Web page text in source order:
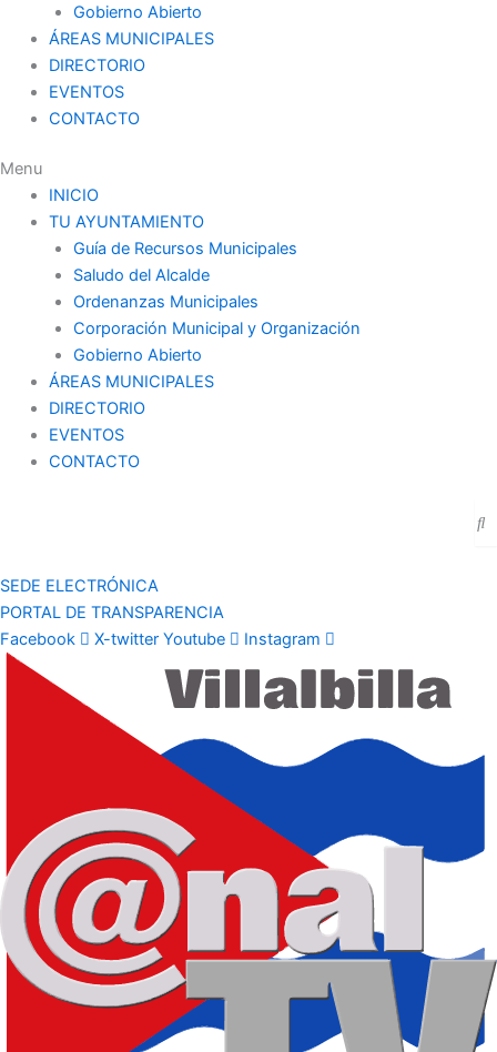
Gobierno Abierto
ÁREAS MUNICIPALES
DIRECTORIO
EVENTOS
CONTACTO
Menu
INICIO
TU AYUNTAMIENTO
Guía de Recursos Municipales
Saludo del Alcalde
Ordenanzas Municipales
Corporación Municipal y Organización
Gobierno Abierto
ÁREAS MUNICIPALES
DIRECTORIO
EVENTOS
CONTACTO
SEDE ELECTRÓNICA
PORTAL DE TRANSPARENCIA
Facebook
X-twitter Youtube Instagram